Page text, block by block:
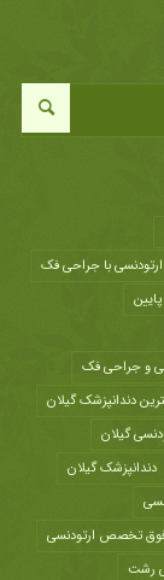
ارتودنسی با جراحی فک
و جراحی فک
دندانپزشک گیلان
گیلان
دندانپزشک گیلان
تخصص ارتودنسی
رشت